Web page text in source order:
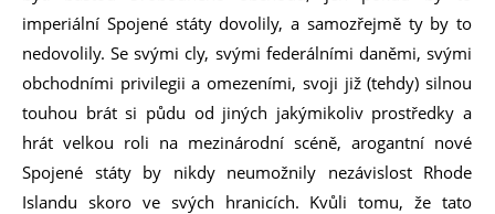
imperiální Spojené státy dovolily, a samozřejmě ty by to
nedovolily. Se svými cly, svými federálními daněmi, svými
obchodními privilegii a omezeními, svoji již (tehdy) silnou
touhou brát si půdu od jiných jakýmikoliv prostředky a
hrát velkou roli na mezinárodní scéně, arogantní nové
Spojené státy by nikdy neumožnily nezávislost Rhode
Islandu skoro ve svých hranicích. Kvůli tomu, že tato